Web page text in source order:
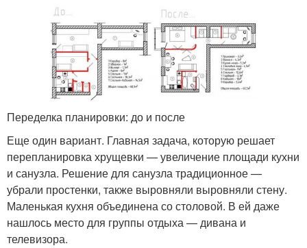
Переделка планировки: до и после
Еще один вариант. Главная задача, которую решает
перепланировка хрущевки — увеличение площади кухни
и санузла. Решение для санузла традиционное —
убрали простенки, также выровняли выровняли стену.
Маленькая кухня объединена со столовой. В ей даже
нашлось место для группы отдыха — дивана и
телевизора.